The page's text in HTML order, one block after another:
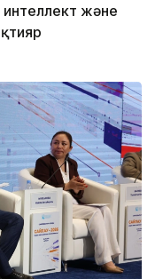
интеллект және